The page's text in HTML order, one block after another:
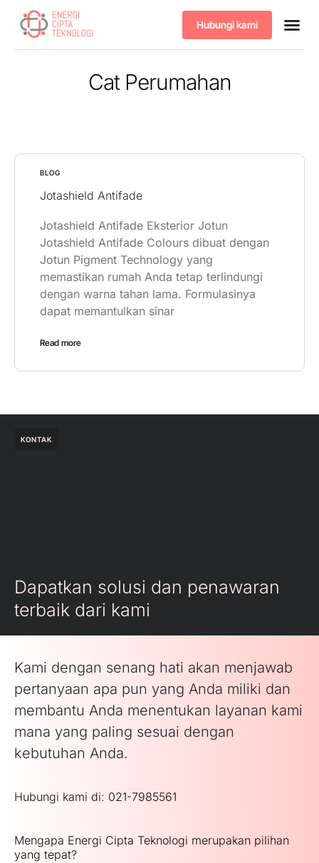
Hubungi kami
Cat Perumahan
BLOG
Jotashield Antifade
Jotashield Antifade Eksterior Jotun
Jotashield Antifade Colours dibuat dengan
Jotun Pigment Technology yang
memastikan rumah Anda tetap terlindungi
dengan warna tahan lama. Formulasinya
dapat memantulkan sinar
Read more
KONTAK
Dapatkan solusi dan penawaran
terbaik dari kami
Kami dengan senang hati akan menjawab
pertanyaan apa pun yang Anda miliki dan
membantu Anda menentukan layanan kami
mana yang paling sesuai dengan
kebutuhan Anda.
Hubungi kami di: 021-7985561
Mengapa Energi Cipta Teknologi merupakan pilihan
yang tepat?